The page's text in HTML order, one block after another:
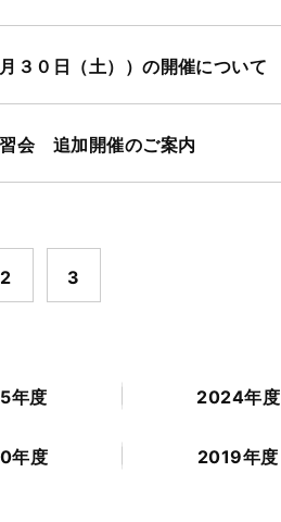
３０日（土））の開催について
会 追加開催のご案内
2 3
年度 2024年度
年度 2019年度